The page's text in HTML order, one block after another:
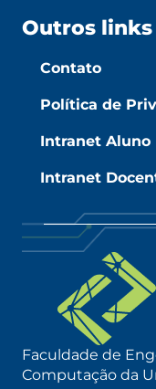
Outros links
Contato
Política de
Intranet Aluno
Intranet
Faculdade de
Computação da